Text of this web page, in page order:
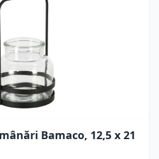
Bamaco, 12,5 x 21